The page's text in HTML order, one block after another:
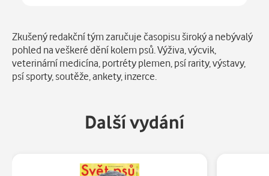
Popis
Zkušený redakční tým zaručuje časopisu široký a nebývalý
pohled na veškeré dění kolem psů. Výživa, výcvik,
veterinární medicína, portréty plemen, psí rarity, výstavy,
psí sporty, soutěže, ankety, inzerce.
Další vydání